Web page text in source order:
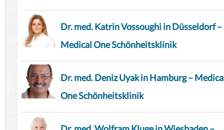
Dr. med. Katrin Vossoughi in Düsseldorf –
Medical One Schönheitsklinik
Dr. med. Deniz Uyak in Hamburg –
One Schönheitsklinik